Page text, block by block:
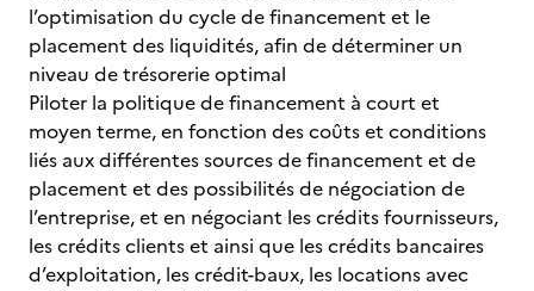
l’optimisation du cycle de financement et le
placement des liquidités, afin de déterminer un
niveau de trésorerie optimal
Piloter la politique de financement à court et
moyen terme, en fonction des coûts et conditions
liés aux différentes sources de financement et de
placement et des possibilités de négociation de
l’entreprise, et en négociant les crédits fournisseurs,
les crédits clients et ainsi que les crédits bancaires
d’exploitation, les crédit-baux, les locations avec